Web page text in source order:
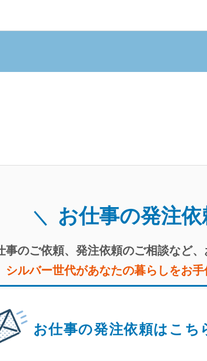
お仕事の発注依
のご依頼、 発注依頼のご相談など、
シルバー世代があなたの暮らしをお手
お仕事の発注依頼は こち